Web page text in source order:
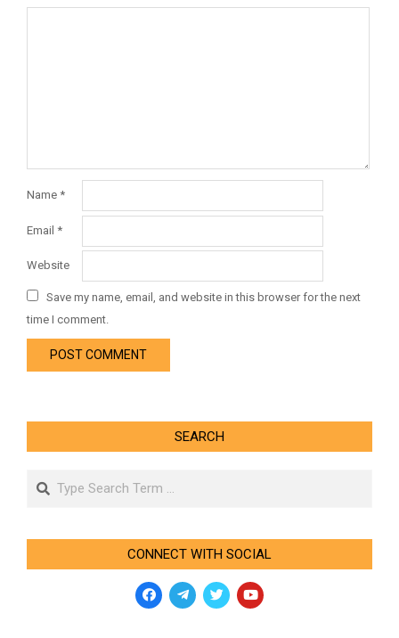
Name *
Email *
Website
Save my name, email, and website in this browser for the next
time I comment.
SEARCH
Search
CONNECT WITH SOCIAL